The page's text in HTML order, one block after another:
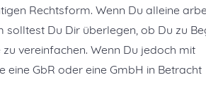
Rechtsform. Wenn Du alleine
Du Dir überlegen, ob Du zu
vereinfachen. Wenn Du jedoch mit
GbR oder eine GmbH in Betracht